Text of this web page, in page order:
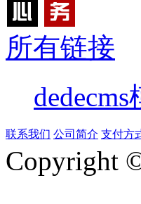
所有链接
dedecms
联系我们 公司简介 支付方
Copyright